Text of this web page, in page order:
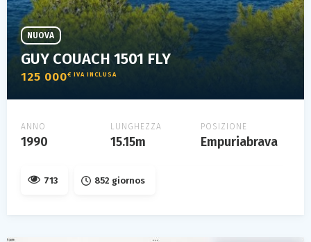
GUY COUACH 1501 FLY
125 000€ IVA INCLUSA
NUOVA
ANNO
1990
LUNGHEZZA
15.15m
POSIZIONE
Empuriabrava
713 852 giornos